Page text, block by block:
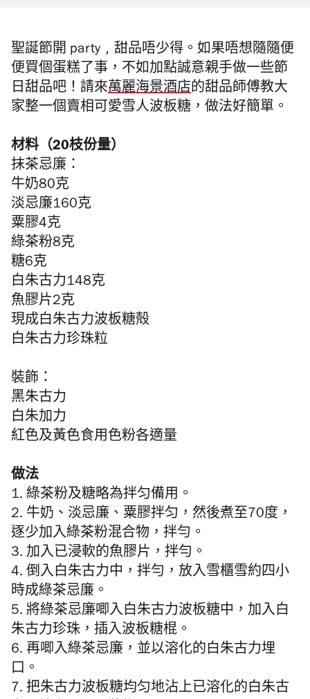
聖誕節開 party﹐甜品唔少得。如果唔想隨隨便
便買個蛋糕了事，不如加點誠意親手做一些節
日甜品吧！請來萬麗海景酒店的甜品師傅教大
家整一個賣相可愛雪人波板糖，做法好簡單。
材料（20枝份量）
抹茶忌廉 ：
牛奶80克
淡忌廉160克
粟膠4克
綠茶粉8克
糖6克
白朱古力148克
魚膠片2克
現成白朱古力波板糖殻
白朱古力珍珠粒
裝飾 ：
黑朱古力
白朱加力
紅色及黃色食用色粉各適量
做法
1. 綠茶粉及糖略為拌匀備用。
2. 牛奶、淡忌廉、粟膠拌匀，然後煮至70度，
逐少加入綠茶粉混合物，拌勻。
3. 加入已浸軟的魚膠片，拌勻。
4. 倒入白朱古力中，拌勻，放入雪櫃雪約四小
時成綠茶忌廉 。
5. 將綠茶忌廉唧入白朱古力波板糖中，加入白
朱古力珍珠，插入波板糖棍。
6. 再唧入綠茶忌廉，並以溶化的白朱古力埋
口。
7. 把朱古力波板糖均匀地沾上已溶化的白朱古